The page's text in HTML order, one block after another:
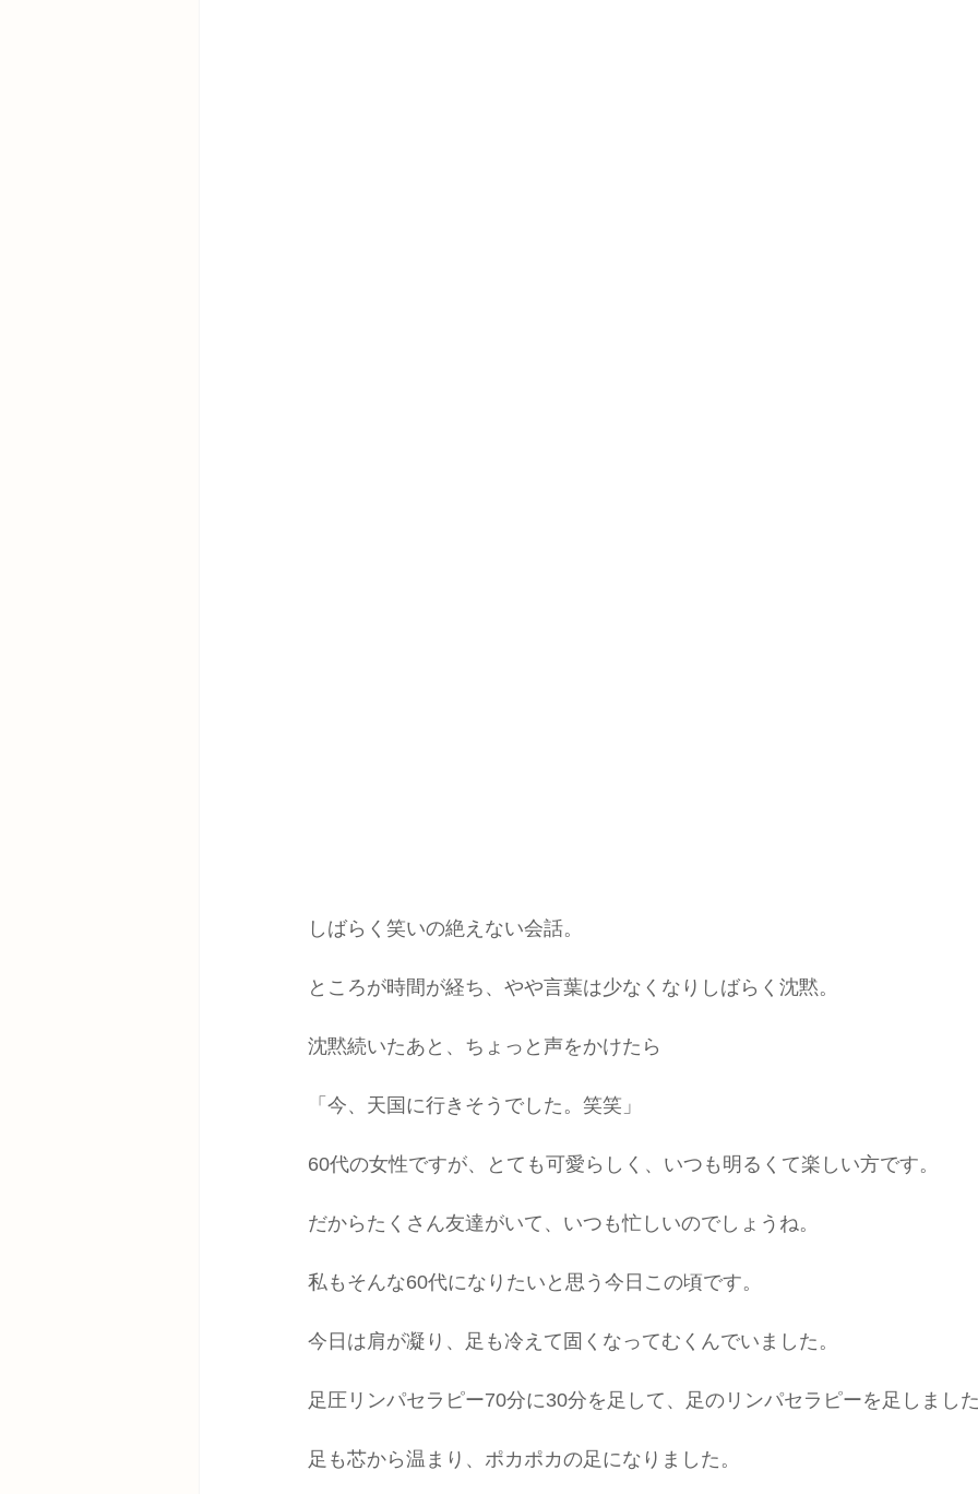
しばらく笑いの絶えない会話。
ところが時間が経ち、やや言葉は少なくなりしばらく沈黙。
沈黙続いたあと、ちょっと声をかけたら
「今、天国に行きそうでした。笑笑」
60代の女性ですが、とても可愛らしく、いつも明るくて楽しい方です。
だからたくさん友達がいて、いつも忙しいのでしょうね。
私もそんな60代になりたいと思う今日この頃です。
今日は肩が凝り、足も冷えて固くなってむくんでいました。
足圧リンパセラピー70分に30分を足して、足のリンパセラピーを足しまし
足も芯から温まり、ポカポカの足になりました。